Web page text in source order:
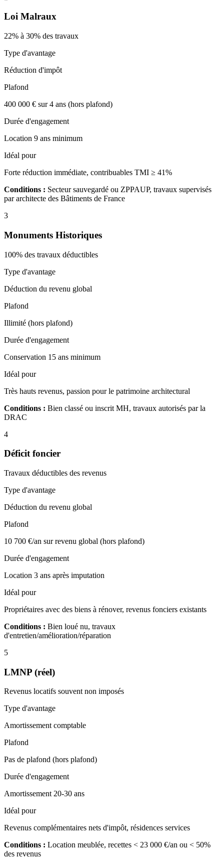
Loi Malraux
22% à 30% des travaux
Type d'avantage
Réduction d'impôt
Plafond
400 000 € sur 4 ans (hors plafond)
Durée d'engagement
Location 9 ans minimum
Idéal pour
Forte réduction immédiate, contribuables TMI ≥ 41%
Conditions : Secteur sauvegardé ou ZPPAUP, travaux supervisés
par architecte des Bâtiments de France
3
Monuments Historiques
100% des travaux déductibles
Type d'avantage
Déduction du revenu global
Plafond
Illimité (hors plafond)
Durée d'engagement
Conservation 15 ans minimum
Idéal pour
Très hauts revenus, passion pour le patrimoine architectural
Conditions : Bien classé ou inscrit MH, travaux autorisés par la
DRAC
4
Déficit foncier
Travaux déductibles des revenus
Type d'avantage
Déduction du revenu global
Plafond
10 700 €/an sur revenu global (hors plafond)
Durée d'engagement
Location 3 ans après imputation
Idéal pour
Propriétaires avec des biens à rénover, revenus fonciers existants
Conditions : Bien loué nu, travaux
d'entretien/amélioration/réparation
5
LMNP (réel)
Revenus locatifs souvent non imposés
Type d'avantage
Amortissement comptable
Plafond
Pas de plafond (hors plafond)
Durée d'engagement
Amortissement 20-30 ans
Idéal pour
Revenus complémentaires nets d'impôt, résidences services
Conditions : Location meublée, recettes < 23 000 €/an ou < 50%
des revenus